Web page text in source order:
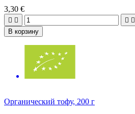
3,30 €
   
В корзину
Органический тофу, 200 г